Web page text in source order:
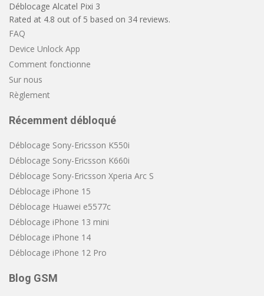
Déblocage Alcatel Pixi 3
Rated at 4.8 out of 5 based on 34 reviews.
FAQ
Device Unlock App
Comment fonctionne
Sur nous
Règlement
Récemment débloqué
Déblocage Sony-Ericsson K550i
Déblocage Sony-Ericsson K660i
Déblocage Sony-Ericsson Xperia Arc S
Déblocage iPhone 15
Déblocage Huawei e5577c
Déblocage iPhone 13 mini
Déblocage iPhone 14
Déblocage iPhone 12 Pro
Blog GSM